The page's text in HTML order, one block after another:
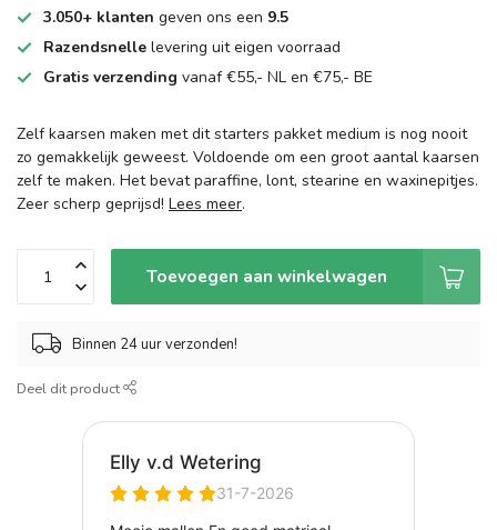
3.050+ klanten geven ons een 9.5
Razendsnelle levering uit eigen voorraad
Gratis verzending vanaf €55,- NL en €75,- BE
Zelf kaarsen maken met dit starters pakket medium is nog nooit
zo gemakkelijk geweest. Voldoende om een groot aantal kaarsen
zelf te maken. Het bevat paraffine, lont, stearine en waxinepitjes.
Zeer scherp geprijsd! Lees meer.
Toevoegen aan winkelwagen
Binnen 24 uur verzonden!
Deel dit product